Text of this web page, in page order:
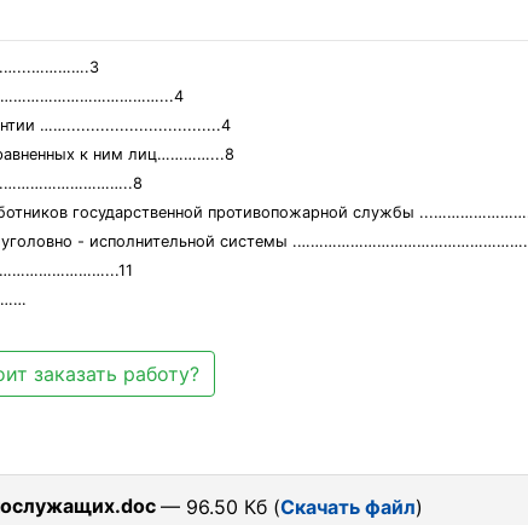
…………………………………...4
……................................4
к ним лиц…………...8
государственной противопожарной службы
уголовно - исполнительной системы
заказать работу?
— 96.50 Кб (Скачать файл)